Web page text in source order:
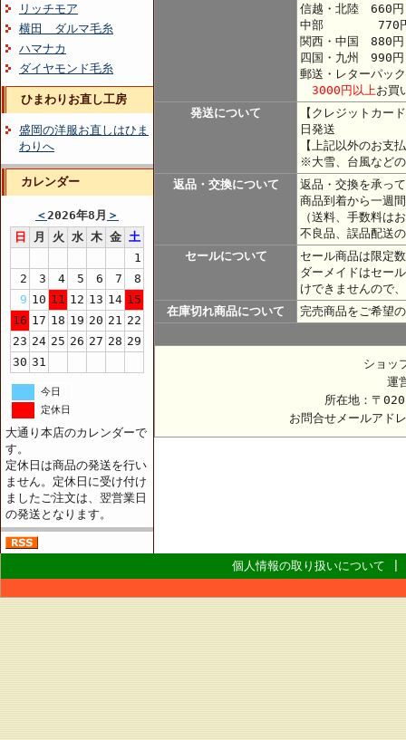
リッチモア
横田 ダルマ毛糸
ハマナカ
ダイヤモンド毛糸
ひまわりお直し工房
盛岡の洋服お直しはひま
わりへ
カレンダー
＜2026年8月 ＞
日
月 火 水 木 金 土
1
2
3 4 5 6 7
8
9 10 11 12 13 14 15
16 17 18 19 20 21 22
23 24 25 26 27 28 29
30 31
今日
定休日
大通り本店のカレンダーで
す。
定休日は商品の発送を行い
ません。定休日に受け付け
ましたご注文は、翌営業日
の発送となります。
信越・北陸 660円
中部 770
関西・中国 880円
四国・九州 990円
郵送・レターパッ
3000円以上お買
発送について
【クレジットカー
日発送
【上記以外のお支
※大雪、台風など
返品・交換について
返品・交換を承っ
商品到着から一週
（送料、手数料は
不良品、誤品配送
セールについて
セール商品は限定
ダーメイドはセー
けできませんので
在庫切れ商品について
完売商品をご希望
ショッ
運
所在地：〒
お問合せメールアド
個人情報の取り扱いについて